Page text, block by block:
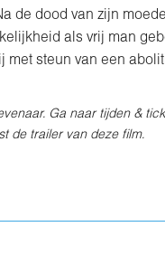
de dood van zijn
als vrij man
met steun van een
Ga naar tijden &
de trailer van deze film.